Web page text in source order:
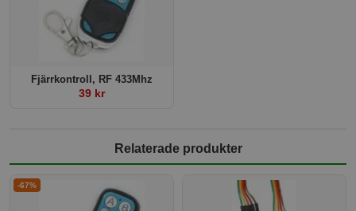
Fjärrkontroll, RF 433Mhz
39 kr
Relaterade produkter
-67%